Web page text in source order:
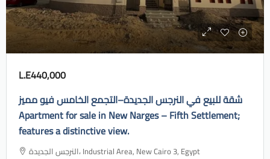
L.E440,000
شقة للبيع في النرجس الجديدة–التجمع الخامس فيو مميز
Apartment for sale in New Narges – Fifth Settlement;
features a distinctive view.
النرجس الجديدة، Industrial Area, New Cairo 3, Egypt